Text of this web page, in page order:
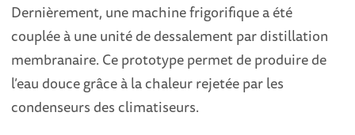
Dernièrement, une machine frigorifique a été
couplée à une unité de dessalement par distillation
membranaire. Ce prototype permet de produire de
l’eau douce grâce à la chaleur rejetée par les
condenseurs des climatiseurs.